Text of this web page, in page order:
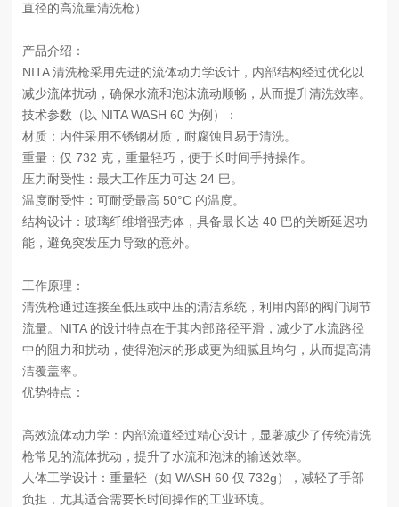
直径的高流量清洗枪）
产品介绍：
NITA 清洗枪采用先进的流体动力学设计，内部结构经过优化以
减少流体扰动，确保水流和泡沫流动顺畅，从而提升清洗效率。
技术参数（以 NITA WASH 60 为例）：
材质：内件采用不锈钢材质，耐腐蚀且易于清洗。
重量：仅 732 克，重量轻巧，便于长时间手持操作。
压力耐受性：最大工作压力可达 24 巴。
温度耐受性：可耐受最高 50°C 的温度。
结构设计：玻璃纤维增强壳体，具备最长达 40 巴的关断延迟功
能，避免突发压力导致的意外。
工作原理：
清洗枪通过连接至低压或中压的清洁系统，利用内部的阀门调节
流量。NITA 的设计特点在于其内部路径平滑，减少了水流路径
中的阻力和扰动，使得泡沫的形成更为细腻且均匀，从而提高清
洁覆盖率。
优势特点：
高效流体动力学：内部流道经过精心设计，显著减少了传统清洗
枪常见的流体扰动，提升了水流和泡沫的输送效率。
人体工学设计：重量轻（如 WASH 60 仅 732g），减轻了手部
负担，尤其适合需要长时间操作的工业环境。